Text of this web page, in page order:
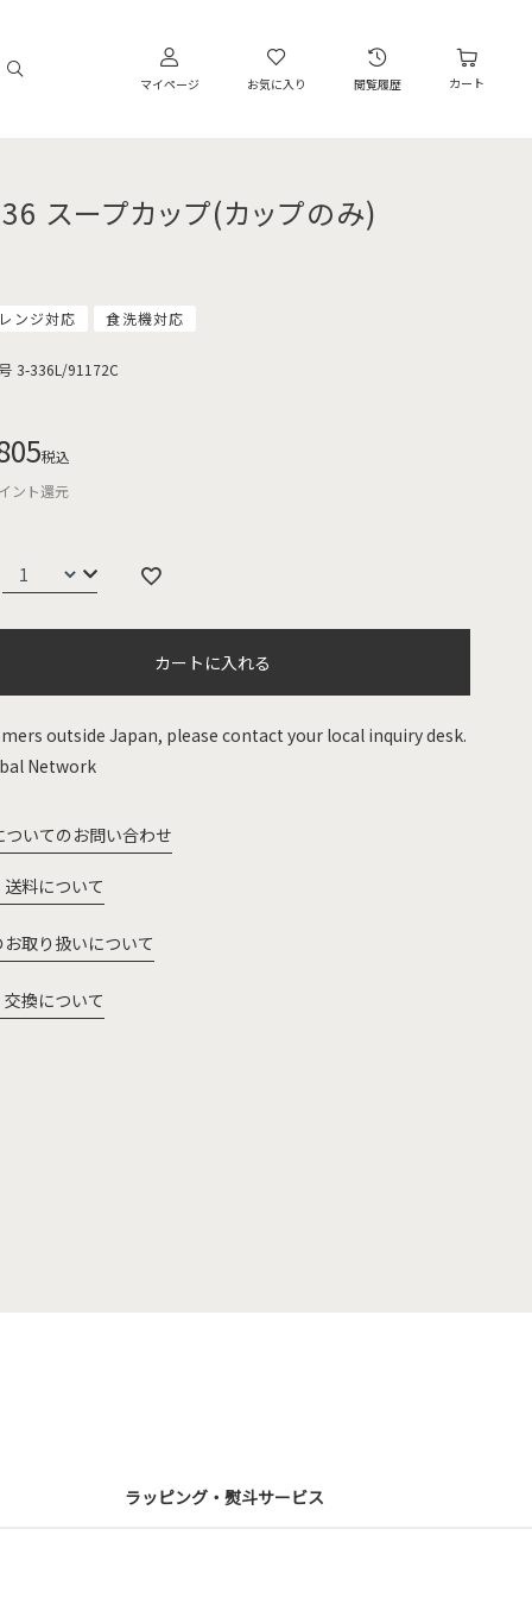
マイページ お気に入り 閲覧履歴 カート
スープカップ(カップのみ)
ンジ対応 食洗機対応
3-336L/91172C
税込
ント還元
カートに入れる
outside Japan, please contact your local inquiry desk.
Network
ついてのお問い合わせ
料について
取り扱いについて
換について
ラッピング・熨斗サービス